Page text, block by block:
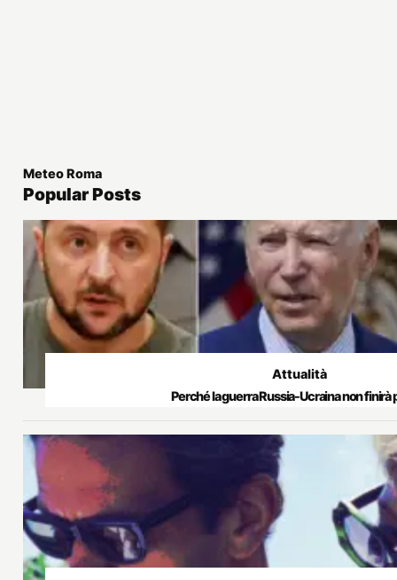
Meteo Roma
Popular Posts
Attualità
Perché la guerra Russia-Ucraina non finirà